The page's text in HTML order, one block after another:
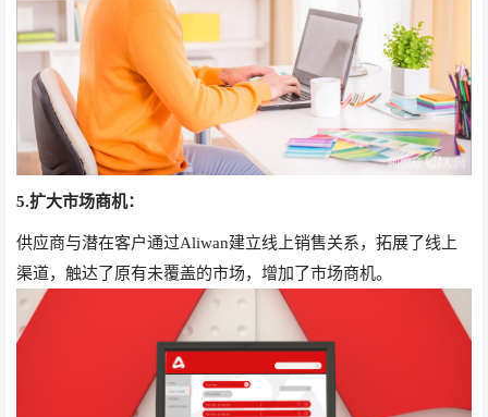
5.扩大市场商机：
供应商与潜在客户通过Aliwan建立线上销售关系，拓展了线上
渠道，触达了原有未覆盖的市场，增加了市场商机。